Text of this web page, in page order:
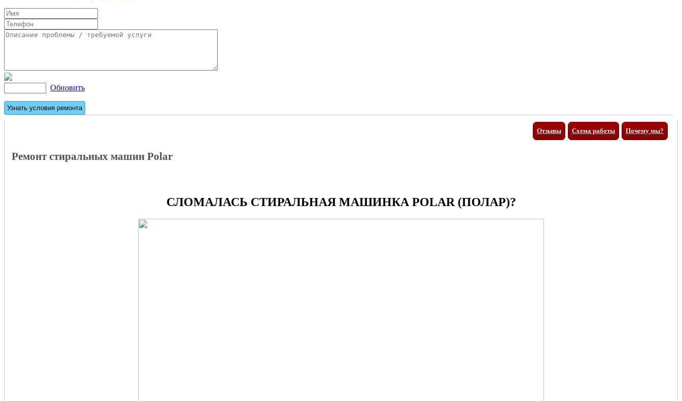
Обновить
Отзывы Почему мы?
Схема работы
Ремонт стиральных машин Polar
СЛОМАЛАСЬ СТИРАЛЬНАЯ МАШИНКА POLAR (ПОЛАР)?